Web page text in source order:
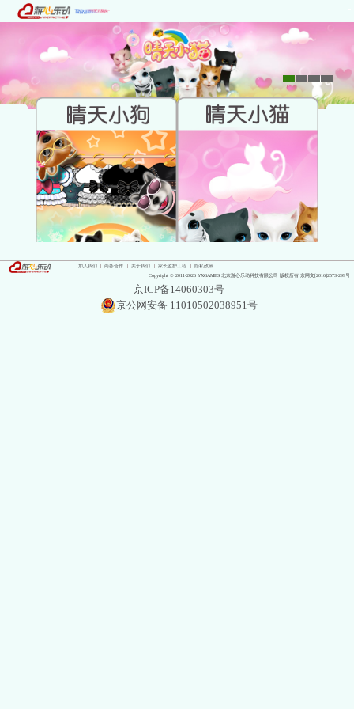
加入我们 商务合作 关于我们 家长监护工程 隐私政策
Copyright © 2011-2026 YXGAMES 北京游心乐动科技有限公司 版权所有 京网文[2016]2573-299号
京ICP备14060303号
京公网安备 11010502038951号